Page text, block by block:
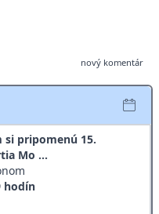
nový komentár
si pripomenú 15.
Mo ...
hodín